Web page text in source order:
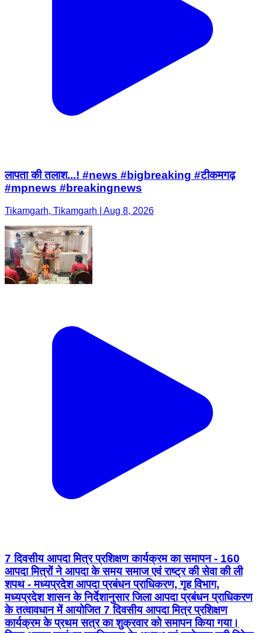
लापता की तलाश...! #news #bigbreaking #टीकमगढ़
#mpnews #breakingnews
Tikamgarh, Tikamgarh | Aug 8, 2026
7 दिवसीय आपदा मित्र प्रशिक्षण कार्यक्रम का समापन - 160
आपदा मित्रों ने आपदा के समय समाज एवं राष्ट्र की सेवा की ली
शपथ - मध्यप्रदेश आपदा प्रबंधन प्राधिकरण, गृह विभाग,
मध्यप्रदेश शासन के निर्देशानुसार जिला आपदा प्रबंधन प्राधिकरण
के तत्वावधान में आयोजित 7 दिवसीय आपदा मित्र प्रशिक्षण
कार्यक्रम के प्रथम सत्र का शुक्रवार को समापन किया गया।